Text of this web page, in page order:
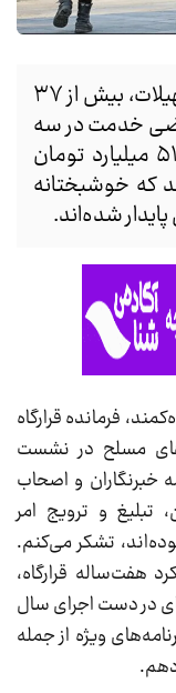
سردار زاده‌کمند گفت: در حوزه تسهیلات، بیش از ۳۷
خدمت در سه
سال اخیر توانسته‌اند مجموعاً ۵۱۰۰ میلیارد تومان
که خوشبختانه
فرمانده قرارگاه
مسلح در نشست
خبرنگاران و اصحاب
تبلیغ و ترویج امر
تشکر می‌کنم.
هفت‌ساله قرارگاه،
سال 1403، برنامه‌های در دست اجرای سال
ویژه از جمله